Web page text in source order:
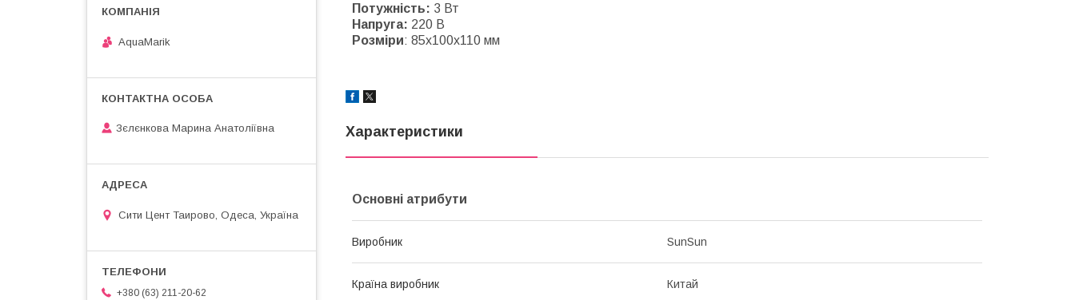
Потужність: 3 Вт
Напруга: 220 В
Розміри: 85х100х110 мм
Характеристики
Основні атрибути
Виробник SunSun
Країна виробник Китай
AquaMarik
Зєлєнкова Марина Анатоліївна
Сити Цент Таирово, Одеса, Україна
+380 (63) 211-20-62